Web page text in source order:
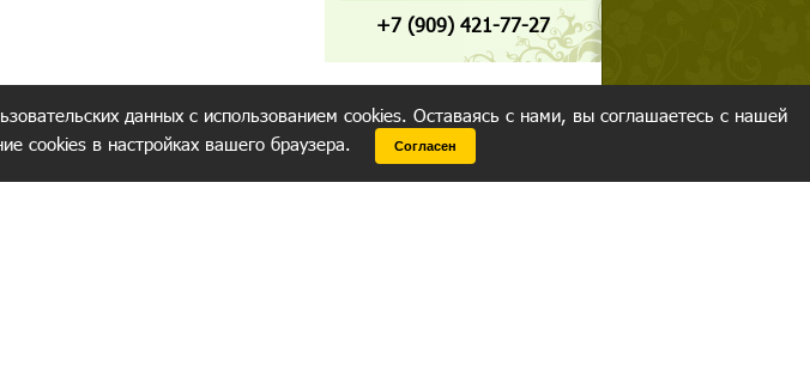
+7 (909) 421-77-27
данных с использованием cookies. Оставаясь с нами, вы соглашаетесь с нашей
cookies в настройках вашего браузера. Согласен